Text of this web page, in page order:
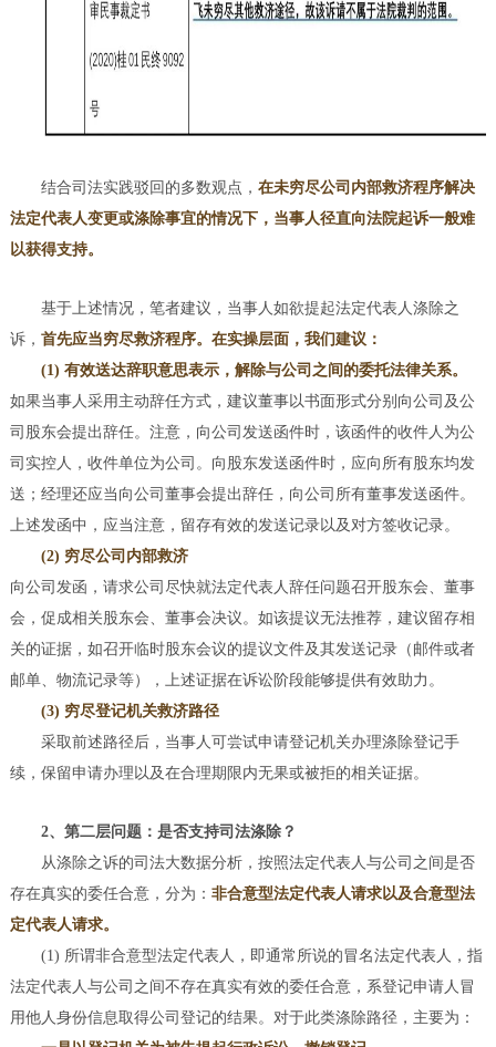
结合司法实践驳回的多数观点， 在未穷尽公司内部救济程序解决
法定代表人变更或涤除事宜的情况下，当事人径直向法院起诉一般难
以获得支持。
基于上述情况，笔者建议，当事人如欲提起法定代表人涤除之
诉， 首先应当穷尽救济程序。在实操层面，我们建议：
(1) 有效送达辞职意思表示，解除与公司之间的委托法律关系。
如果当事人采用主动辞任方式，建议董事以书面形式分别向公司及公
司股东会提出辞任。注意，向公司发送函件时，该函件的收件人为公
司实控人，收件单位为公司。向股东发送函件时，应向所有股东均发
送；经理还应当向公司董事会提出辞任，向公司所有董事发送函件。
上述发函中，应当注意，留存有效的发送记录以及对方签收记录。
(2) 穷尽公司内部救济
向公司发函，请求公司尽快就法定代表人辞任问题召开股东会、董事
会，促成相关股东会、董事会决议。如该提议无法推荐，建议留存相
关的证据，如召开临时股东会议的提议文件及其发送记录（邮件或者
邮单、物流记录等），上述证据在诉讼阶段能够提供有效助力。
(3) 穷尽登记机关救济路径
采取前述路径后，当事人可尝试申请登记机关办理涤除登记手
续，保留申请办理以及在合理期限内无果或被拒的相关证据。
2、第二层问题：是否支持司法涤除？
从涤除之诉的司法大数据分析，按照法定代表人与公司之间是否
存在真实的委任合意，分为： 非合意型法定代表人请求以及合意型法
定代表人请求。
(1) 所谓非合意型法定代表人，即通常所说的冒名法定代表人，指
法定代表人与公司之间不存在真实有效的委任合意，系登记申请人冒
用他人身份信息取得公司登记的结果。对于此类涤除路径，主要为：